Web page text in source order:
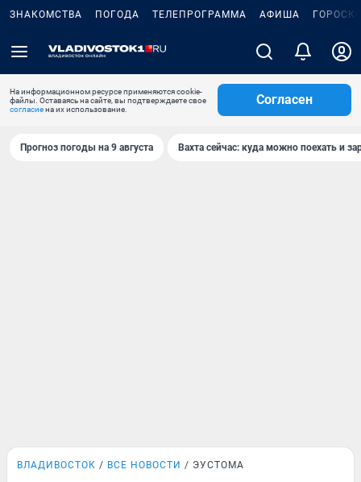
ЗНАКОМСТВА ПОГОДА ТЕЛЕПРОГРАММА АФИША
На информационном ресурсе применяются cookie-
файлы. Оставаясь на сайте, вы подтверждаете свое
согласиена их использование.
Согласен
Прогноз погоды на 9 августа Вахта сейчас: куда можно поехать и
ВЛАДИВОСТОК ВСЕ НОВОСТИ ЭУСТОМА